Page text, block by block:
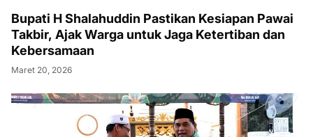
Bupati H Shalahuddin Pastikan Kesiapan Pawai
Takbir, Ajak Warga untuk Jaga Ketertiban dan
Kebersamaan
Maret 20, 2026